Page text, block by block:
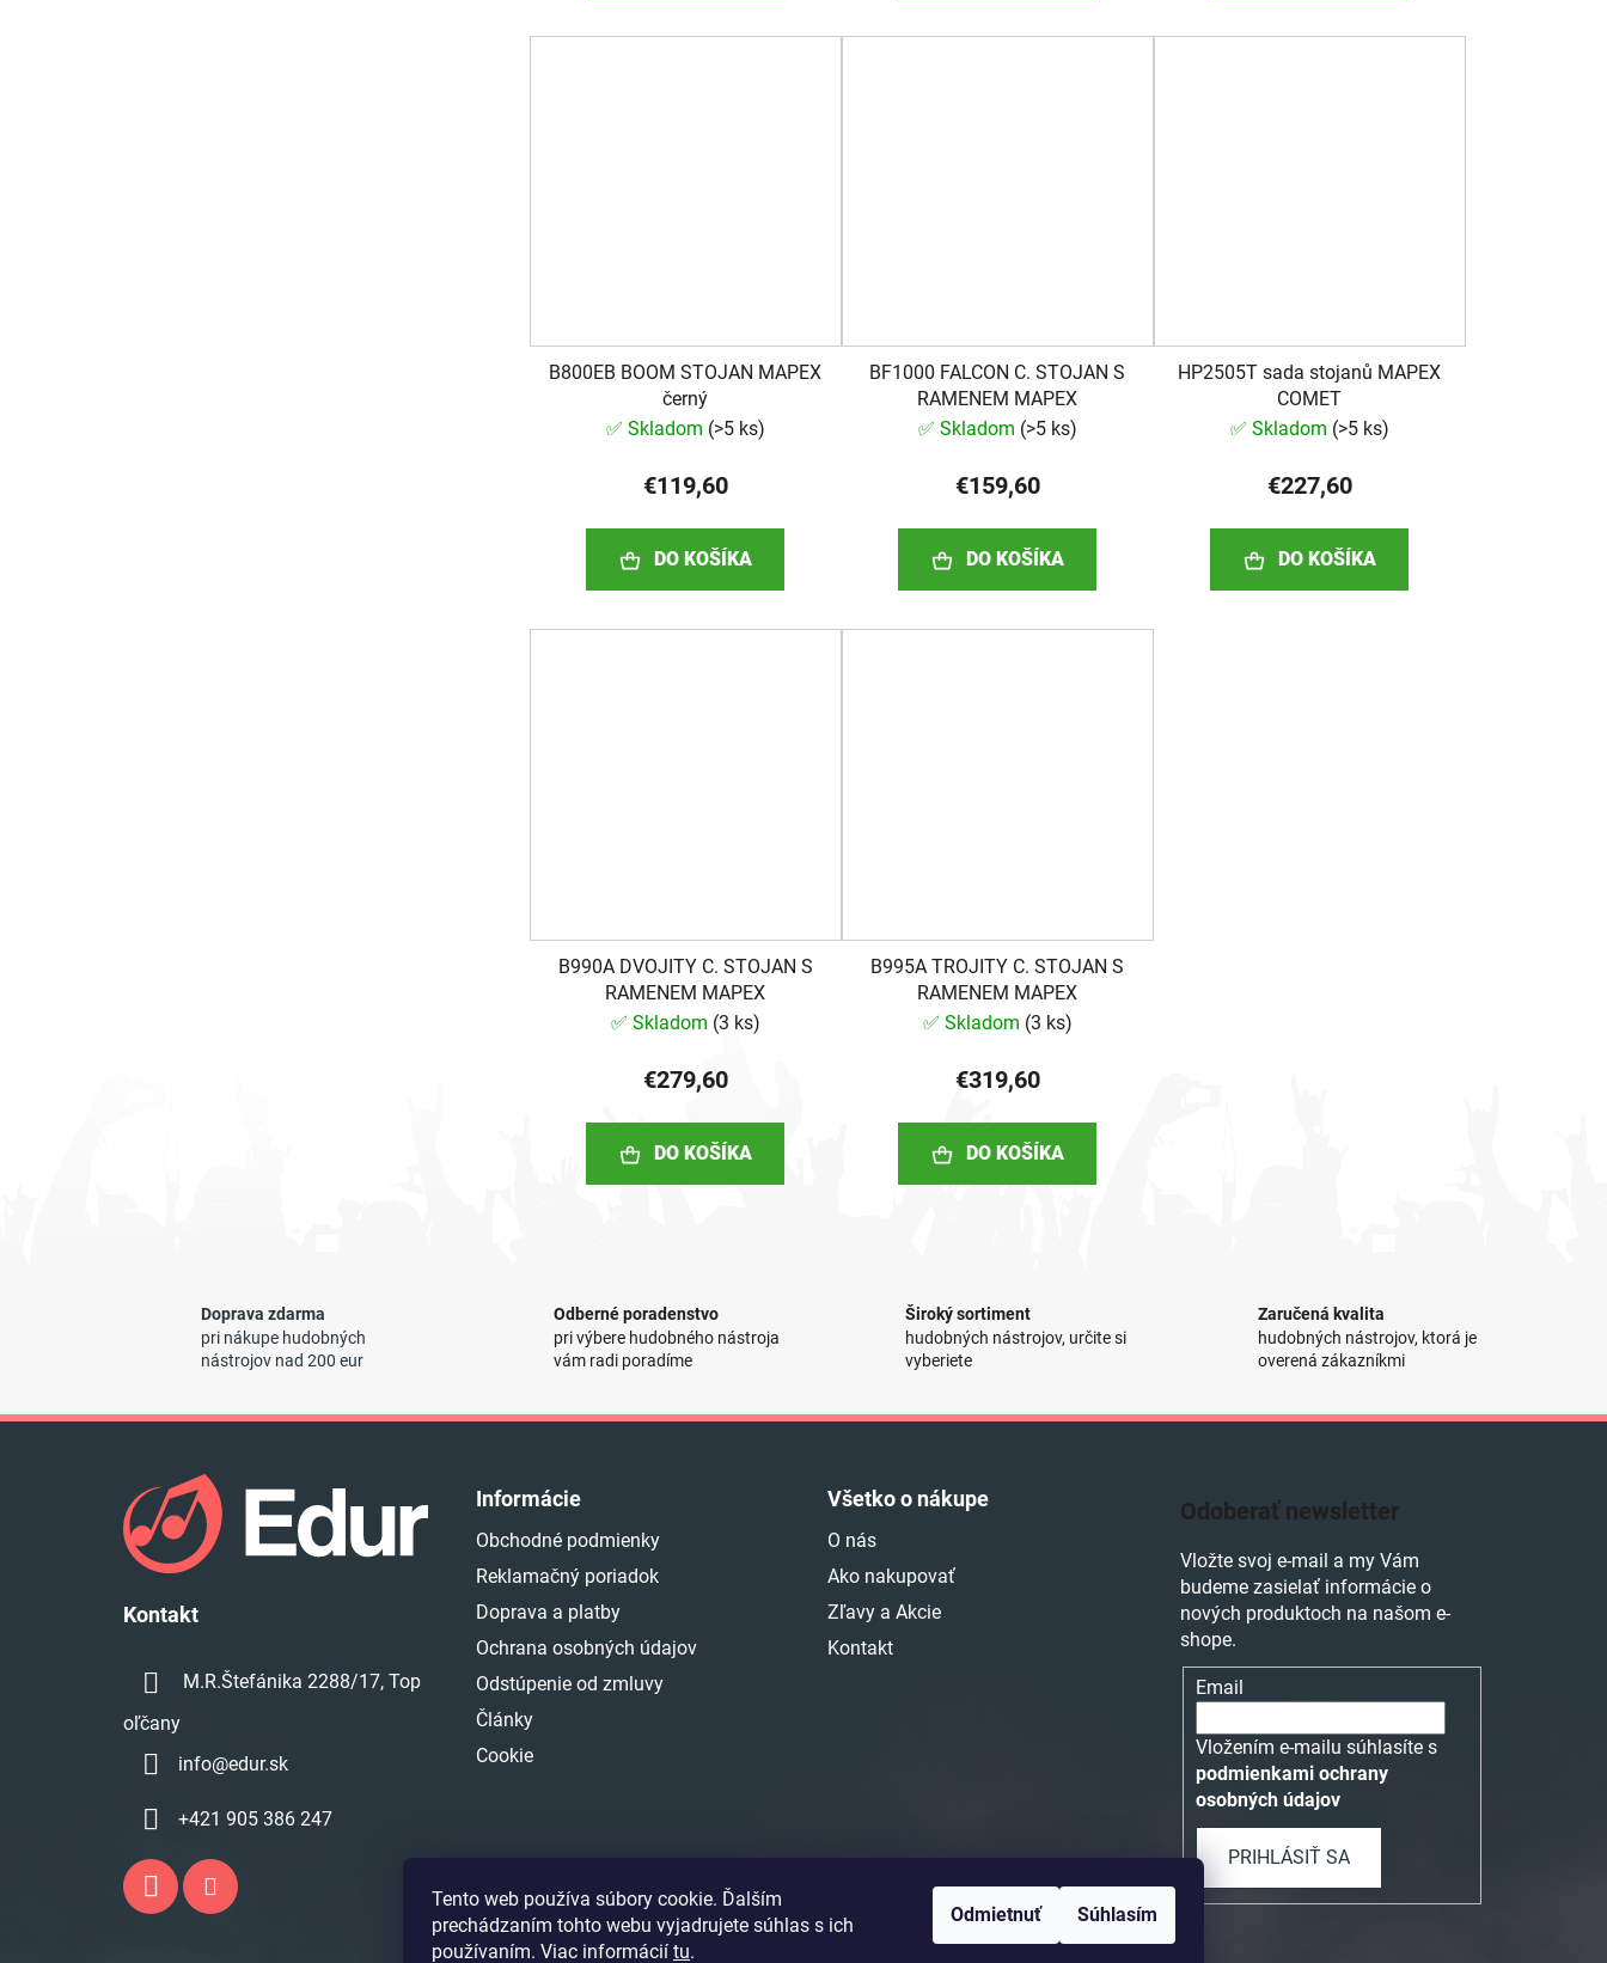
Tento web používa súbory cookie. Ďalším
prechádzaním tohto webu vyjadrujete súhlas s ich
používaním. Viac informácií tu.
Odmietnuť Súhlasím
B800EB BOOM STOJAN MAPEX
černý
✅ Skladom (>5 ks)
€119,60
DO KOŠÍKA
BF1000 FALCON C. STOJAN S
RAMENEM MAPEX
✅ Skladom (>5 ks)
€159,60
DO KOŠÍKA
HP2505T sada stojanů MAPEX
COMET
✅ Skladom (>5 ks)
€227,60
DO KOŠÍKA
B990A DVOJITY C. STOJAN S
RAMENEM MAPEX
✅ Skladom (3 ks)
€279,60
DO KOŠÍKA
B995A TROJITY C. STOJAN S
RAMENEM MAPEX
✅ Skladom (3 ks)
€319,60
DO KOŠÍKA
á
c
Doprava zdarma
pri nákupe hudobných
nástrojov nad 200 eur
Odberné poradenstvo
pri výbere hudobného nástroja
vám radi poradíme
Široký sortiment
hudobných nástrojov, určite si
vyberiete
Zaručená kvalita
hudobných nástrojov, ktorá je
overená zákazníkmi
Kontakt
M.R.Štefánika 2288/17, Top
oľčany
info@edur.sk
+421 905 386 247
Informácie
Obchodné podmienky
Reklamačný poriadok
Doprava a platby
Ochrana osobných údajov
Odstúpenie od zmluvy
Články
Cookie
Všetko o nákupe
O nás
Ako nakupovať
Zľavy a Akcie
Kontakt
Odoberať newsletter
Vložte svoj e-mail a my Vám
budeme zasielať informácie o
nových produktoch na našom e-
shope.
Email
Vložením e-mailu súhlasíte s
podmienkami ochrany
osobných údajov
PRIHLÁSIŤ SA